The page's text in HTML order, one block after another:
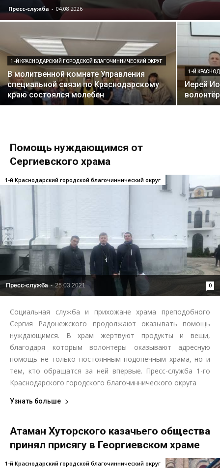
Пресс-служба - 04.08.2026
1-Й КРАСНОДАРСКИЙ ГОРОДСКОЙ БЛАГОЧИННИЧЕСКИЙ ОКРУГ
В молитвенной комнате Управления
специальной связи по Краснодарскому
краю состоялся молебен
1-Й
Иерей
Помощь нуждающимся от
Сергиевского храма
Пресс-служба - 25.03.2021 0
1-й Краснодарский городской благочиннический округ
Социальная служба и прихожане храма преподобного
Сергия Радонежского продолжают оказывать помощь
нуждающимся. В храм жертвуют продукты и вещи,
благодаря которым волонтеры оказывают адресную
помощь не только постоянным подопечным храма, но и
тем, кто обращатся за ней впервые. Пресс-служба 1-го
Краснодарского городского благочиннического округа
Узнать больше
Атаман Хуторского казачьего общества
принял присягу в Георгиевском храме
1-й Краснодарский городской благочиннический округ